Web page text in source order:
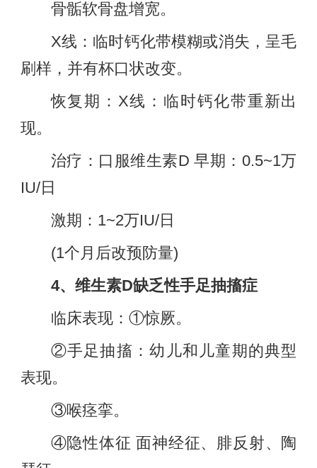
骨骺软骨盘增宽。
X线：临时钙化带模糊或消失，呈毛
刷样，并有杯口状改变。
恢复期：X线：临时钙化带重新出
现。
治疗：口服维生素D 早期：0.5~1万
IU/日
激期：1~2万IU/日
(1个月后改预防量)
4、维生素D缺乏性手足抽搐症
临床表现：①惊厥。
②手足抽搐：幼儿和儿童期的典型
表现。
③喉痉挛。
④隐性体征 面神经征、腓反射、陶